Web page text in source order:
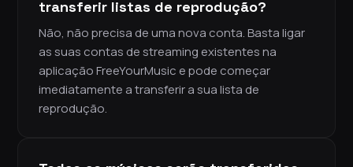
transferir listas de reprodução?
Não, não precisa de uma nova conta. Basta ligar
as suas contas de streaming existentes na
aplicação FreeYourMusic e pode começar
imediatamente a transferir a sua lista de
reprodução.